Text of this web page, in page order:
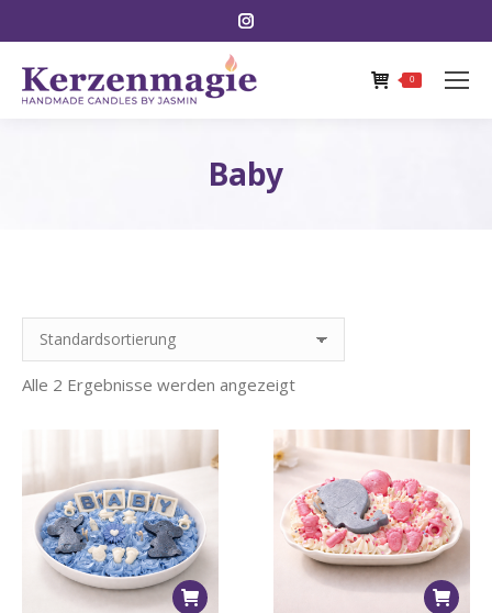
opens
window
0
Baby
Alle 2 Ergebnisse werden angezeigt